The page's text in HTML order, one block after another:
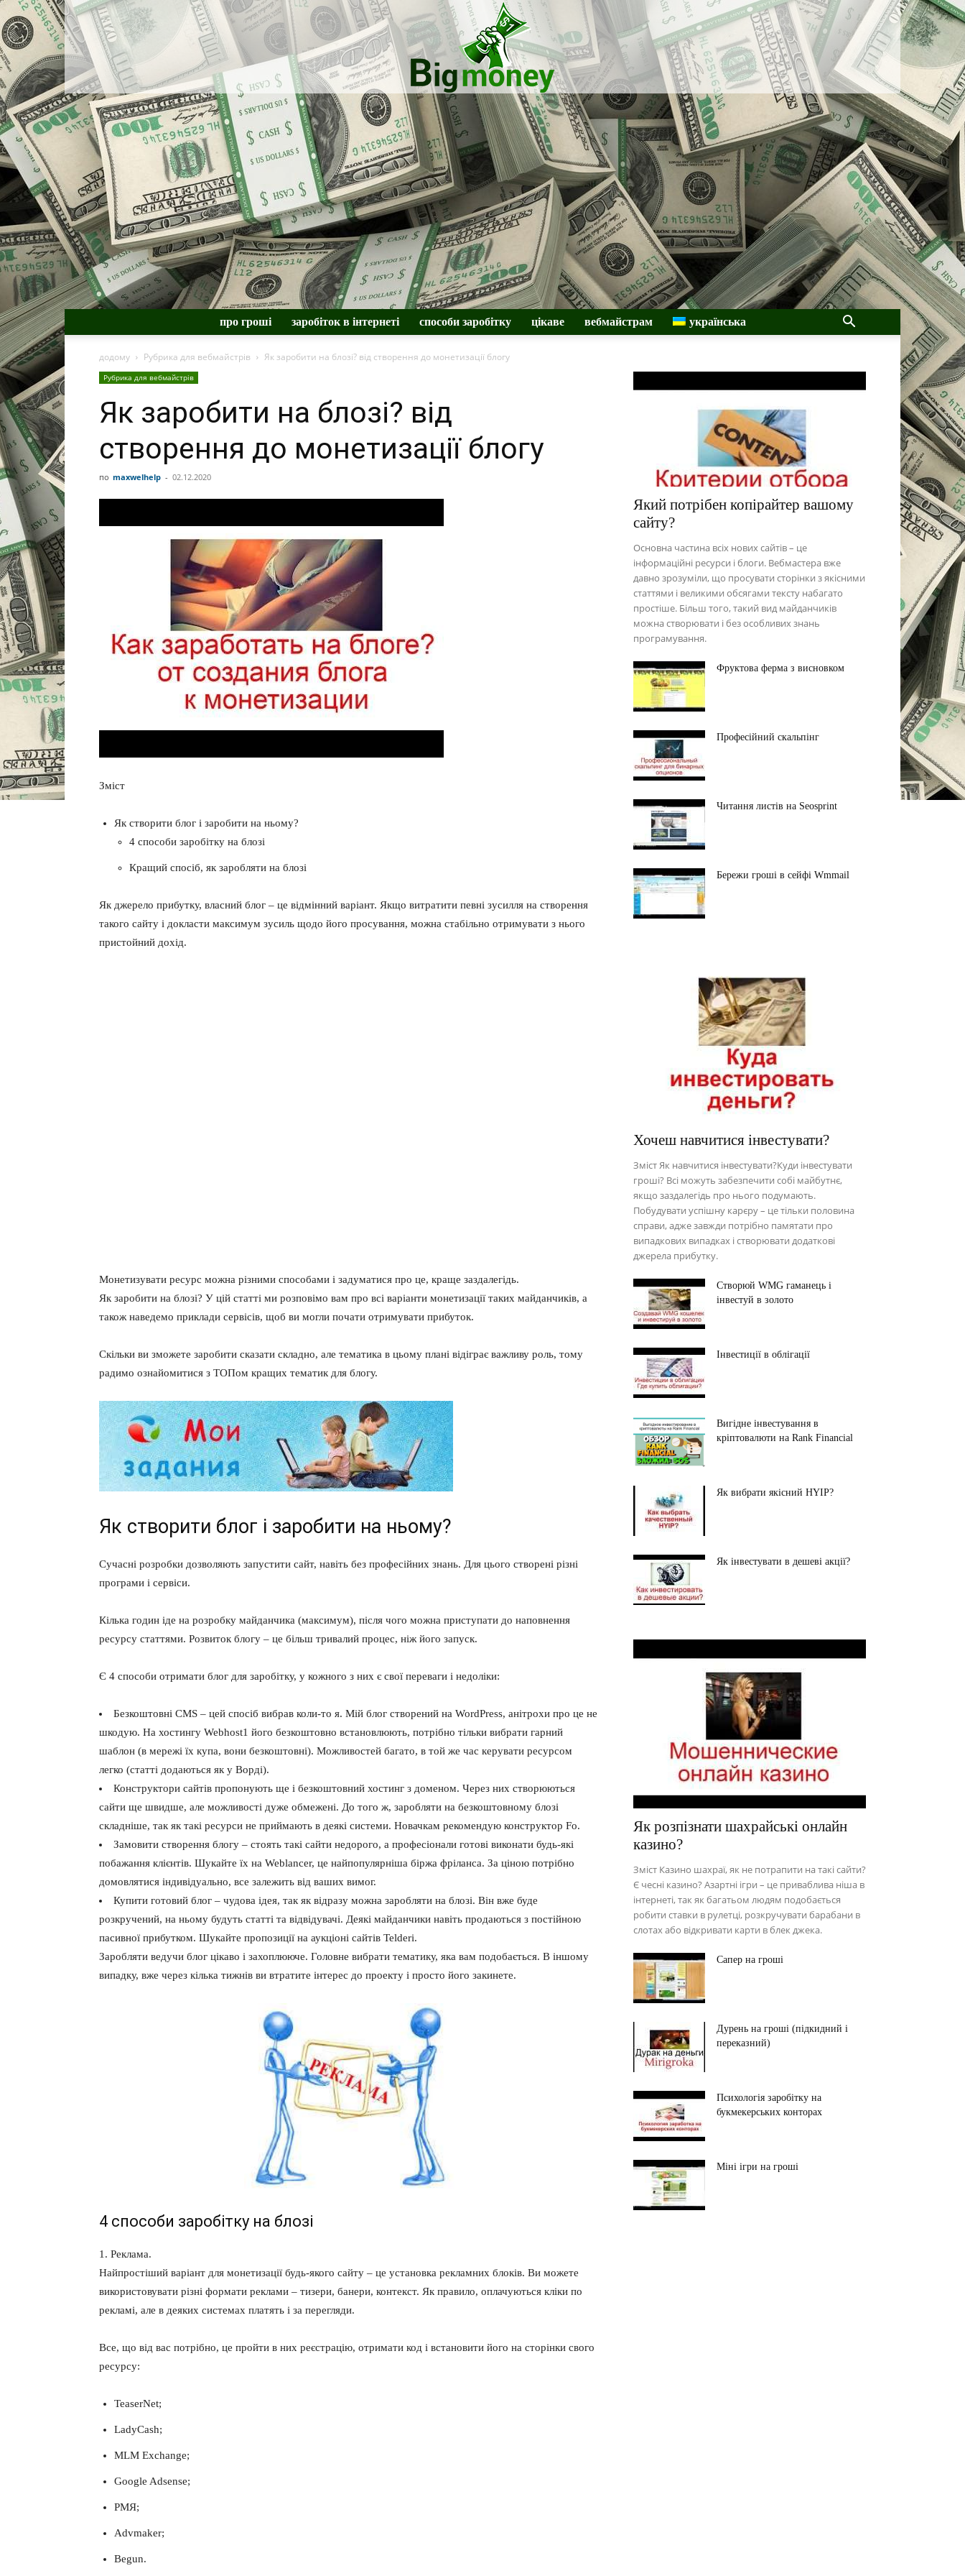
BigMoney
про гроші заробіток в інтернеті способи заробітку цікаве вебмайстрам українська
додому Рубрика для вебмайстрів Як заробити на блозі? від створення до монетизації блогу
Рубрика для вебмайстрів
Як заробити на блозі? від
створення до монетизації блогу
по maxwelhelp - 02.12.2020
Зміст
Як створити блог і заробити на ньому?
4 способи заробітку на блозі
Кращий спосіб, як заробляти на блозі
Як джерело прибутку, власний блог – це відмінний варіант. Якщо витратити певні зусилля на створення
такого сайту і докласти максимум зусиль щодо його просування, можна стабільно отримувати з нього
пристойний дохід.
Монетизувати ресурс можна різними способами і задуматися про це, краще заздалегідь.
Як заробити на блозі? У цій статті ми розповімо вам про всі варіанти монетизації таких майданчиків, а
також наведемо приклади сервісів, щоб ви могли почати отримувати прибуток.
Скільки ви зможете заробити сказати складно, але тематика в цьому плані відіграє важливу роль, тому
радимо ознайомитися з ТОПом кращих тематик для блогу.
Як створити блог і заробити на ньому?
Сучасні розробки дозволяють запустити сайт, навіть без професійних знань. Для цього створені різні
програми і сервіси.
Кілька годин іде на розробку майданчика (максимум), після чого можна приступати до наповнення
ресурсу статтями. Розвиток блогу – це більш тривалий процес, ніж його запуск.
Є 4 способи отримати блог для заробітку, у кожного з них є свої переваги і недоліки:
Безкоштовні CMS – цей спосіб вибрав коли-то я. Мій блог створений на WordPress, анітрохи про це не
шкодую. На хостингу Webhost1 його безкоштовно встановлюють, потрібно тільки вибрати гарний
шаблон (в мережі їх купа, вони безкоштовні). Можливостей багато, в той же час керувати ресурсом
легко (статті додаються як у Ворді).
Конструктори сайтів пропонують ще і безкоштовний хостинг з доменом. Через них створюються
сайти ще швидше, але можливості дуже обмежені. До того ж, заробляти на безкоштовному блозі
складніше, так як такі ресурси не приймають в деякі системи. Новачкам рекомендую конструктор Fo.
Замовити створення блогу – стоять такі сайти недорого, а професіонали готові виконати будь-які
побажання клієнтів. Шукайте їх на Weblancer, це найпопулярніша біржа фріланса. За ціною потрібно
домовлятися індивідуально, все залежить від ваших вимог.
Купити готовий блог – чудова ідея, так як відразу можна заробляти на блозі. Він вже буде
розкручений, на ньому будуть статті та відвідувачі. Деякі майданчики навіть продаються з постійною
пасивної прибутком. Шукайте пропозиції на аукціоні сайтів Telderi.
Заробляти ведучи блог цікаво і захоплююче. Головне вибрати тематику, яка вам подобається. В іншому
випадку, вже через кілька тижнів ви втратите інтерес до проекту і просто його закинете.
4 способи заробітку на блозі
1. Реклама.
Найпростіший варіант для монетизації будь-якого сайту – це установка рекламних блоків. Ви можете
використовувати різні формати реклами – тизери, банери, контекст. Як правило, оплачуються кліки по
рекламі, але в деяких системах платять і за перегляди.
Все, що від вас потрібно, це пройти в них реєстрацію, отримати код і встановити його на сторінки свого
ресурсу:
TeaserNet;
LadyCash;
MLM Exchange;
Google Adsense;
РМЯ;
Advmaker;
Begun.
Який потрібен копірайтер вашому
сайту?
Основна частина всіх нових сайтів – це
інформаційні ресурси і блоги. Вебмастера вже
давно зрозуміли, що просувати сторінки з якісними
статтями і великими обсягами тексту набагато
простіше. Більш того, такий вид майданчиків
можна створювати і без особливих знань
програмування.
Фруктова ферма з висновком
Професійний скальпінг
Читання листів на Seosprint
Бережи гроші в сейфі Wmmail
Хочеш навчитися інвестувати?
Зміст Як навчитися інвестувати?Куди інвестувати
гроші? Всі можуть забезпечити собі майбутнє,
якщо заздалегідь про нього подумають.
Побудувати успішну карєру – це тільки половина
справи, адже завжди потрібно памятати про
випадкових випадках і створювати додаткові
джерела прибутку.
Створюй WMG гаманець і
інвестуй в золото
Інвестиції в облігації
Вигідне інвестування в
кріптовалюти на Rank Financial
Як вибрати якісний HYIP?
Як інвестувати в дешеві акції?
Як розпізнати шахрайські онлайн
казино?
Зміст Казино шахраї, як не потрапити на такі сайти?
Є чесні казино? Азартні ігри – це приваблива ніша в
інтернеті, так як багатьом людям подобається
робити ставки в рулетці, розкручувати барабани в
слотах або відкривати карти в блек джека.
Сапер на гроші
Дурень на гроші (підкидний і
переказний)
Психологія заробітку на
букмекерських конторах
Міні ігри на гроші